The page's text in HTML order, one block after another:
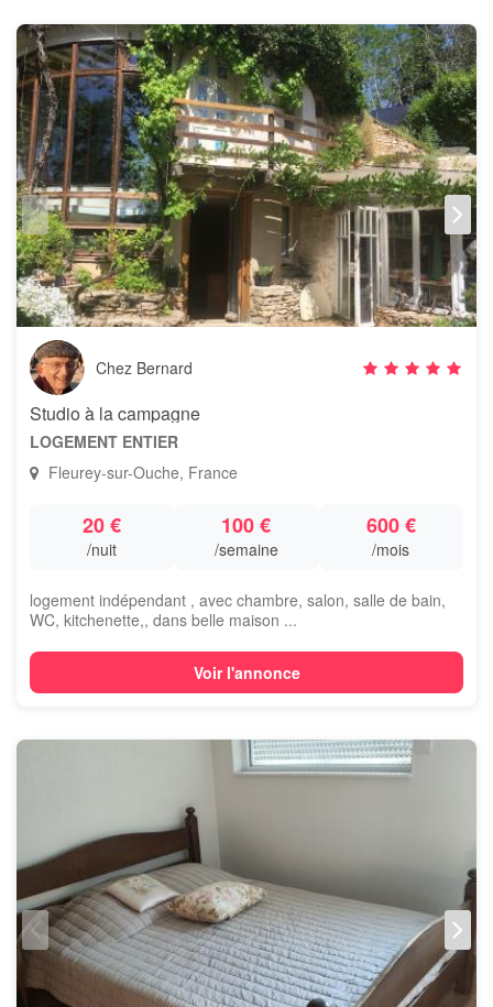
Chez Bernard
Studio à la campagne
LOGEMENT ENTIER
Fleurey-sur-Ouche, France
20 €
/nuit
100 €
/semaine
600 €
/mois
logement indépendant , avec chambre, salon, salle de bain,
WC, kitchenette,, dans belle maison ...
Voir l'annonce